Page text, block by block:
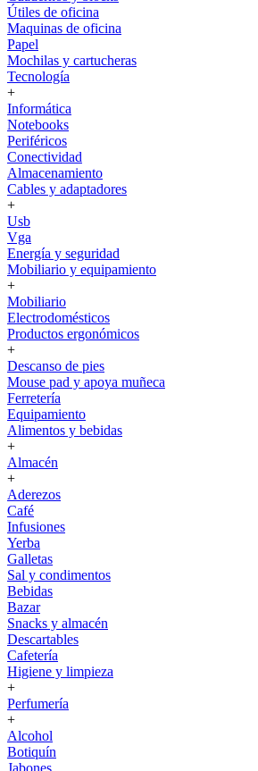
Útiles de oficina
Maquinas de oficina
Papel
Mochilas y cartucheras
Tecnología
+
Informática
Notebooks
Periféricos
Conectividad
Almacenamiento
Cables y adaptadores
+
Usb
Vga
Energía y seguridad
Mobiliario y equipamiento
+
Mobiliario
Electrodomésticos
Productos ergonómicos
+
Descanso de pies
Mouse pad y apoya muñeca
Ferretería
Equipamiento
Alimentos y bebidas
+
Almacén
+
Aderezos
Café
Infusiones
Yerba
Galletas
Sal y condimentos
Bebidas
Bazar
Snacks y almacén
Descartables
Cafetería
Higiene y limpieza
+
Perfumería
+
Alcohol
Botiquín
Jabones